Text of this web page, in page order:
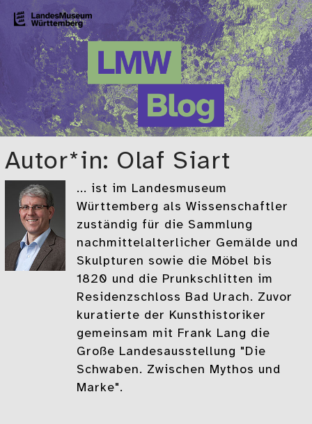
Zum Hauptinhalt springen
LMW-Blog
Der Blog des Landesmuseums Württemberg
Autor*in: Olaf Siart
... ist im Landesmuseum
Württemberg als Wissenschaftler
zuständig für die Sammlung
nachmittelalterlicher Gemälde und
Skulpturen sowie die Möbel bis
1820 und die Prunkschlitten im
Residenzschloss Bad Urach. Zuvor
kuratierte der Kunsthistoriker
gemeinsam mit Frank Lang die
Große Landesausstellung "Die
Schwaben. Zwischen Mythos und
Marke".